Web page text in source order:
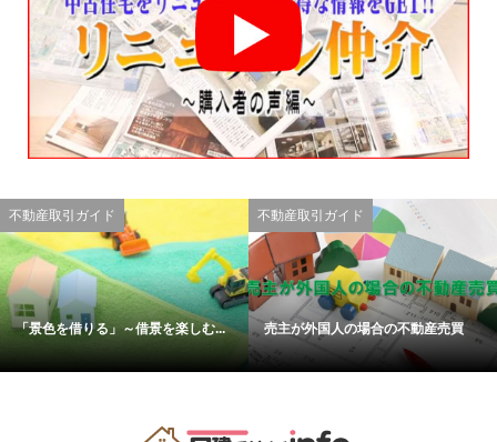
不動産取引ガイド
「景色を借りる」～借景を楽しむ...
不動産取引ガイド
売主が外国人の場合の不動産売買